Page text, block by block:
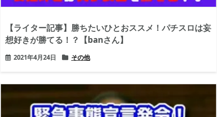
【ライター記事】勝ちたいひとおススメ！パチスロは妄
想好きが勝てる！？【banさん】
2021年4月24日 その他